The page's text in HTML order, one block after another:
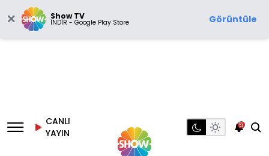
Show TV
İNDİR - Google Play Store Görüntüle
CANLI
YAYIN
5